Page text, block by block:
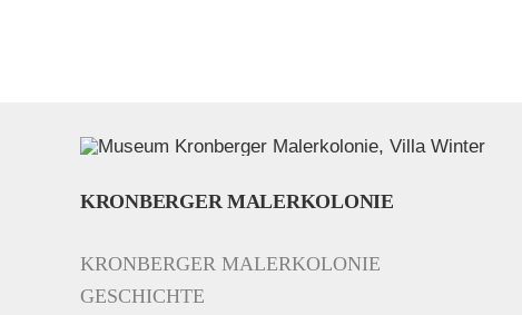
KRONBERGER MALERKOLONIE
KRONBERGER MALERKOLONIE
GESCHICHTE